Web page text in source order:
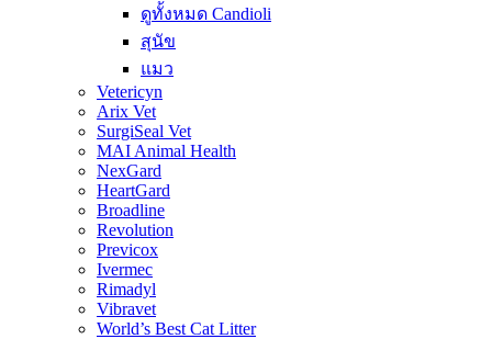
ดูทั้งหมด Candioli
สุนัข
แมว
Vetericyn
Arix Vet
SurgiSeal Vet
MAI Animal Health
NexGard
HeartGard
Broadline
Revolution
Previcox
Ivermec
Rimadyl
Vibravet
World’s Best Cat Litter